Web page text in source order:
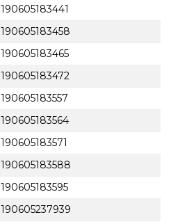
190605183441
190605183458
190605183465
190605183472
190605183557
190605183564
190605183571
190605183588
190605183595
190605237939